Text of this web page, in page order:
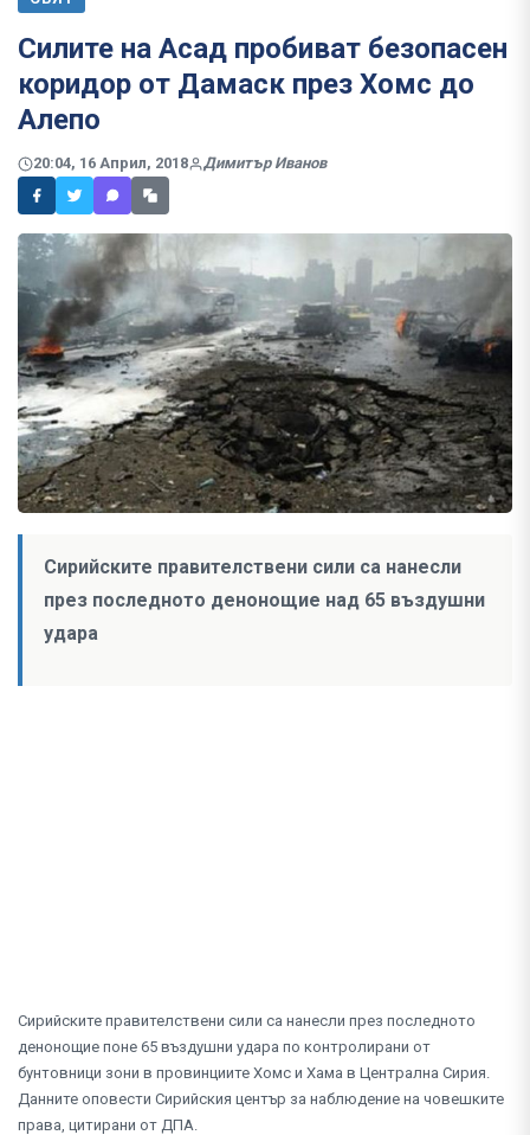
Силите на Асад пробиват безопасен
коридор от Дамаск през Хомс до
Алепо
20:04, 16 Април, 2018 Димитър Иванов
Сирийските правителствени сили са нанесли
през последното денонощие над 65 въздушни
удара
Сирийските правителствени сили са нанесли през последното
денонощие поне 65 въздушни удара по контролирани от
бунтовници зони в провинциите Хомс и Хама в Централна Сирия.
Данните оповести Сирийския център за наблюдение на човешките
права, цитирани от ДПА.